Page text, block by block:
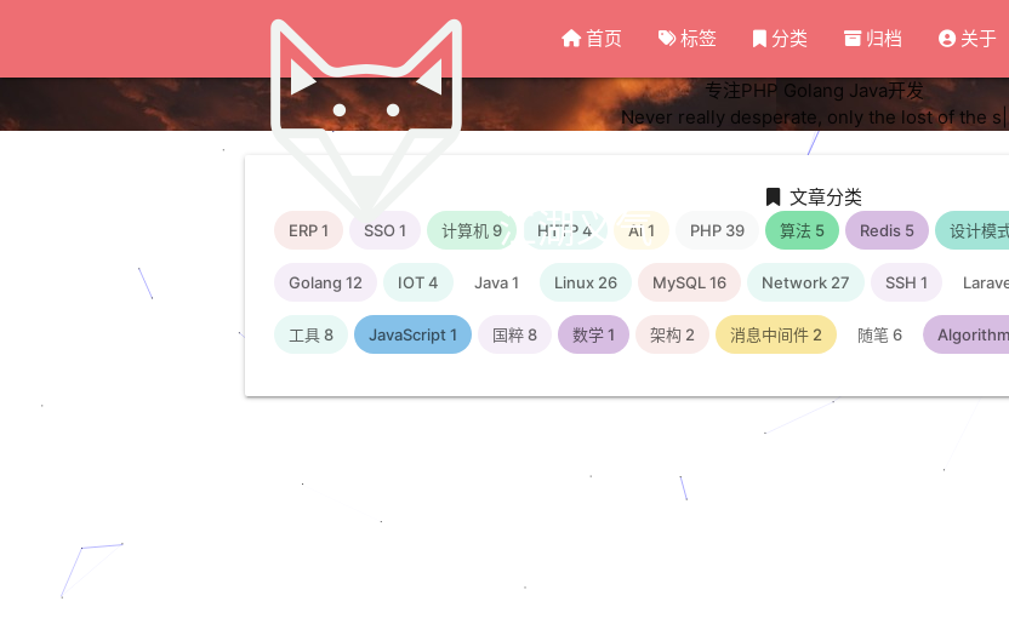
江湖义气
首页 标签 分类 归档 关于
专注PHP Golang Java开发
Never really desperate, only the lost of the soul
文章分类
ERP1 SSO1 计算机9 HTTP4 AI1 PHP 39 算法 5 Redis 5 设计模
Golang 12 IOT4 Java1 Linux 26 MySQL16 Network 27 SSH 1
工具8 JavaScript1 国粹8 数学1 架构 2 消息中间件 2 随笔 6